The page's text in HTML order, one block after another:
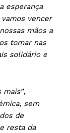
esperança
vencer
mãos a
tomar nas
solidário e
mais”,
sem
de
resta da